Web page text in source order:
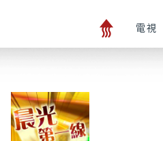
電視